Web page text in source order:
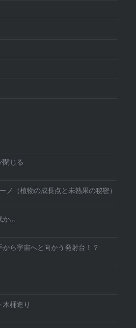
閉じる
ノ（植物の成長点と未熟果の秘密）
か…
ら宇宙へと向かう発射台！？
木桶造り